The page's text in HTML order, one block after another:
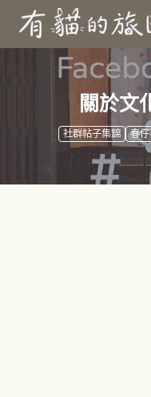
關於文
社群帖子集錦 春仔